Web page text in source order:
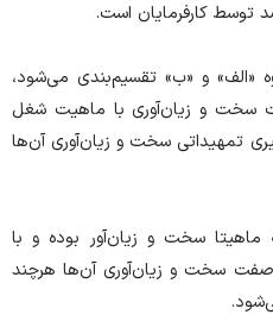
«الف» و «ب» تقسیم‌بندی می‌شود،
سخت و زیان‌آوری با ماهیت شغل
تمهیداتی سخت و زیان‌آوری آن‌ها
سخت و زیان‌آور بوده و با
صفت سخت و زیان‌آوری آن‌ها هرچند